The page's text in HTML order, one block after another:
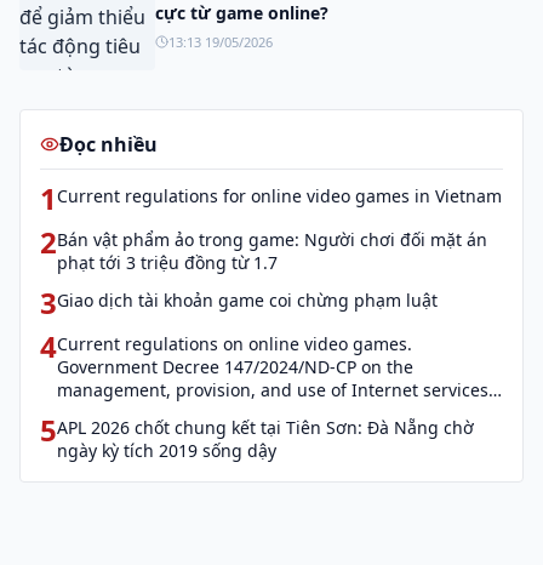
cực từ game online?
13:13 19/05/2026
Đọc nhiều
1 Current regulations for online video games in Vietnam
2Bán vật phẩm ảo trong game: Người chơi đối mặt án
phạt tới 3 triệu đồng từ 1.7
3Giao dịch tài khoản game coi chừng phạm luật
4Current regulations on online video games.
Government Decree 147/2024/ND-CP on the
management, provision, and use of Internet services
5APL 2026 chốt chung kết tại Tiên Sơn: Đà Nẵng chờ
ngày kỳ tích 2019 sống dậy